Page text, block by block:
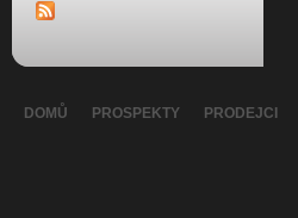
DOMŮ PROSPEKTY PRODEJCI